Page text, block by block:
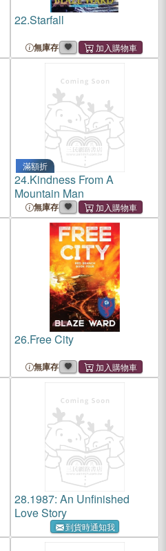
22.Starfall
無庫存
滿額折
24.Kindness From A
Mountain Man
無庫存
26.Free City
無庫存
28.1987: An Unfinished
Love Story
到貨時通知我